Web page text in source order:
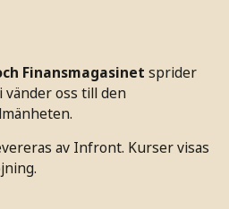
Finansmagasinet sprider
vänder oss till den
av Infront. Kurser visas